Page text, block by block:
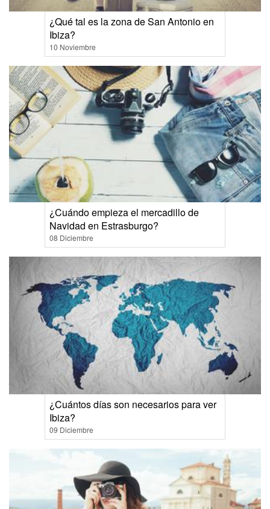
¿Qué tal es la zona de San Antonio en
Ibiza?
10 Noviembre
¿Cuándo empieza el mercadillo de
Navidad en Estrasburgo?
08 Diciembre
¿Cuántos días son necesarios para ver
Ibiza?
09 Diciembre